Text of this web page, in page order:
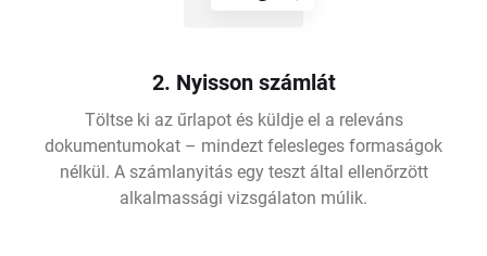
2. Nyisson számlát
Töltse ki az űrlapot és küldje el a releváns
dokumentumokat – mindezt felesleges formaságok
nélkül. A számlanyitás egy teszt által ellenőrzött
alkalmassági vizsgálaton múlik.